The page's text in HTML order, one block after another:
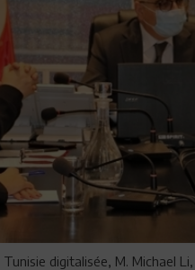
Tunisie digitalisée, M. Michael